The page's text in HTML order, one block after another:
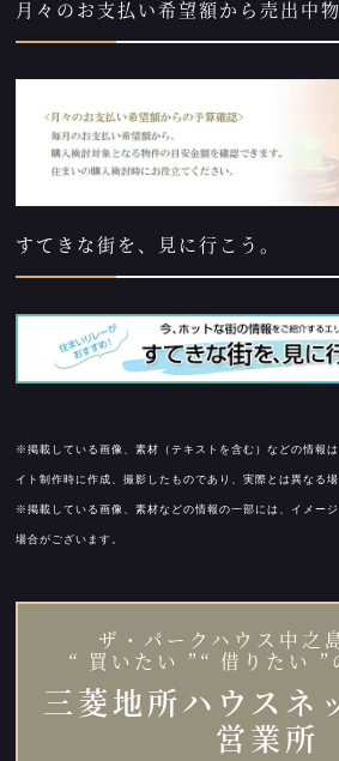
月々のお支払い希望額から売出中
すてきな街を、見に行こう。
※掲載している画像、素材（テキストを含む）などの情報
イト制作時に作成、撮影したものであり、実際とは異なる場
※掲載している画像、素材などの情報の一部には、イメー
場合がございます。
ザ・パークハウス中之
“ 買いたい ”“ 借りたい ”
三菱地所ハウス
営業所